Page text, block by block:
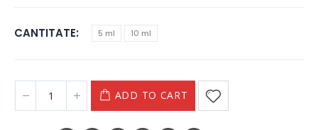
CANTITATE 5 ml 10 ml
ADD TO CART